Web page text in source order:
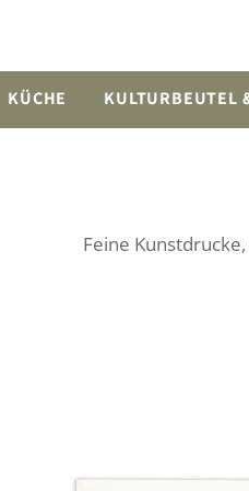
KÜCHE KULTURBEUTEL
Feine